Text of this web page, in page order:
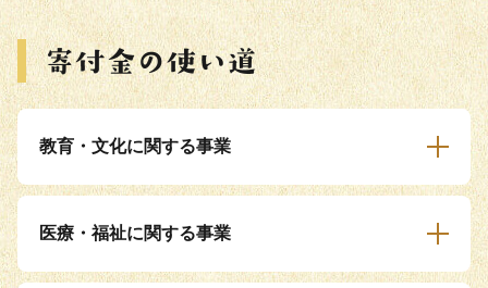
教育・文化に関する事業
医療・福祉に関する事業